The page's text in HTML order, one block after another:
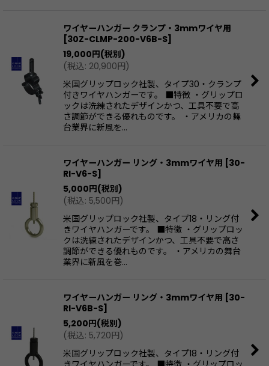
ワイヤーハンガー クランプ・3mmワイヤ用
[30Z-CLMP-200-V6B-S]
19,000円(税別)
(税込: 20,900円)
米国グリップロック社製、タイプ30・クランプ
付きワイヤハンガーです。 ■特徴 ・グリップロ
ックは洗練されたデザインかつ、工具不要で高
さ調節ができる優れものです。 ・アメリカの舞
台業界に新風を…
ワイヤーハンガー リング・3mmワイヤ用 [30-
RI-V6-S]
5,000円(税別)
(税込: 5,500円)
米国グリップロック社製、タイプ18・リング付
きワイヤハンガーです。 ■特徴 ・グリップロッ
クは洗練されたデザインかつ、工具不要で高さ
調節ができる優れものです。 ・アメリカの舞台
業界に新風を巻…
ワイヤーハンガー リング・3mmワイヤ用 [30-
RI-V6B-S]
5,200円(税別)
(税込: 5,720円)
米国グリップロック社製、タイプ18・リング付